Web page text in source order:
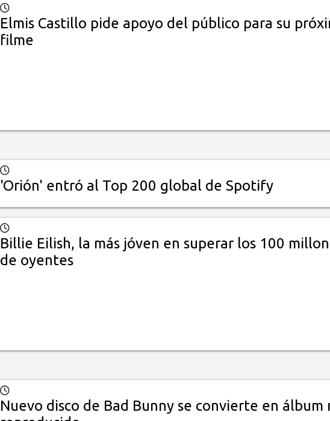
Elmis Castillo pide apoyo del público para su
filme
'Orión' entró al Top 200 global de Spotify
Billie Eilish, la más jóven en superar los 100
de oyentes
Nuevo disco de Bad Bunny se convierte en álbum